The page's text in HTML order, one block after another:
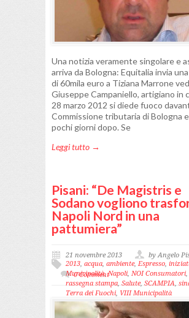
Una notizia veramente singolare e
arriva da Bologna: Equitalia invia
di 60mila euro a Tiziana Marrone
Giuseppe Campaniello, artigiano in
28 marzo 2012 si diede fuoco
Commissione tributaria di Bologna
pochi giorni dopo. Se
Leggi tutto →
Pisani: “De Magistris e
Sodano vogliono
Napoli Nord in una
pattumiera”
21 novembre 2013
by Angelo
2013, acqua, ambiente, Espresso,
Municipalità,Napoli, NOI Consumatori,
rassegna stampa, Salute, SCAMPIA,
Terra dei Fuochi, VIII Municipalità
0 Comment